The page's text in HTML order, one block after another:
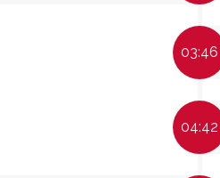
03:46
04:42